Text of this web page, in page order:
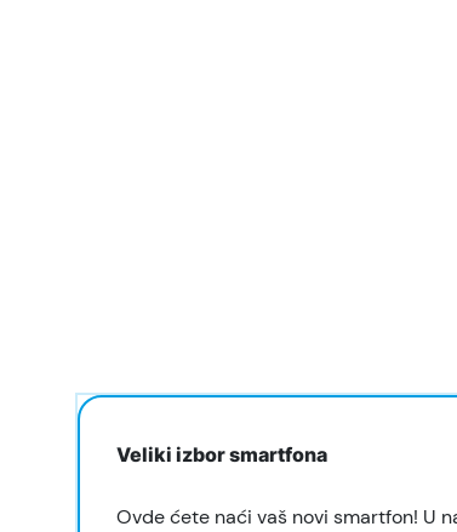
Veliki izbor smartfona
Ovde ćete naći vaš novi smartfon! U